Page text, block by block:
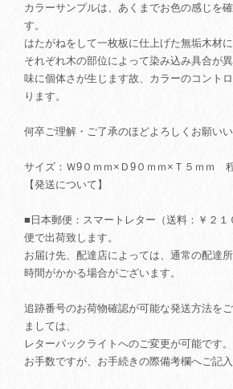
カラーサンプルは、あくまでお色の感じを
す。
はたがねをして一枚板に仕上げた無垢木材に
それぞれ木の部位によって染み込み具合が
味に個体さが生じます故、カラーのコント
ります。
何卒ご理解・ご了承のほどよろしくお願いい
サイズ：Ｗ9０ｍｍ×Ｄ9０ｍｍ×Ｔ５ｍｍ
【発送について】
■日本郵便：スマートレター（送料：￥２１
便で出荷致します。
お届け先、配達店によっては、通常の配達
時間がかかる場合がございます。
追跡番号のお荷物確認が可能な発送方法を
ましては、
レターパックライトへのご変更が可能です。
お手数ですが、お手続きの際備考欄へご記入